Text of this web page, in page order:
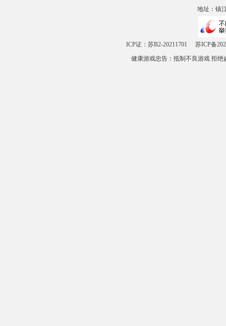
地址：镇
ICP证：苏B2-20211701
苏ICP备
健康游戏忠告：抵制不良游戏 拒